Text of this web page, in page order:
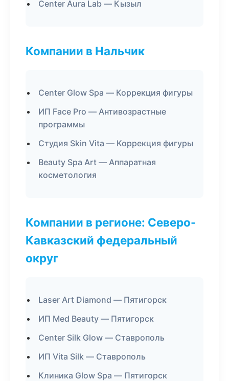
Center Aura Lab — Кызыл
Компании в Нальчик
Center Glow Spa — Коррекция фигуры
ИП Face Pro — Антивозрастные
программы
Студия Skin Vita — Коррекция фигуры
Beauty Spa Art — Аппаратная
косметология
Компании в регионе: Северо-
Кавказский федеральный
округ
Laser Art Diamond — Пятигорск
ИП Med Beauty — Пятигорск
Center Silk Glow — Ставрополь
ИП Vita Silk — Ставрополь
Клиника Glow Spa — Пятигорск